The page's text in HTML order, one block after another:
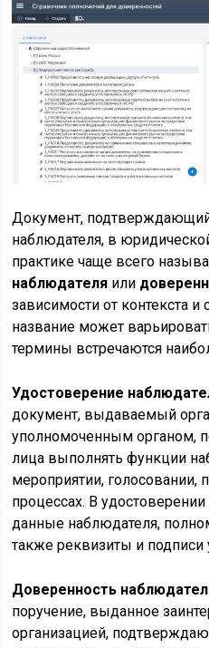
Документ,
наблюдателя, в
практике чаще всего
наблюдателя или
зависимости от контекста
название может
термины встречаются
Удостоверение
документ, выдаваемый
уполномоченным органом,
лица выполнять функции
мероприятии, голосовании,
процессах. В
данные наблюдателя,
также реквизиты и
Доверенность
поручение, выданное
организацией,